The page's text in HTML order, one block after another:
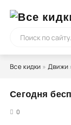
Все кидки » Движи
Сегодня
0